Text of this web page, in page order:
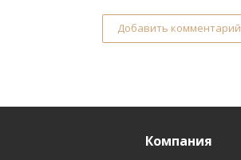
Добавить комментарий
Компания